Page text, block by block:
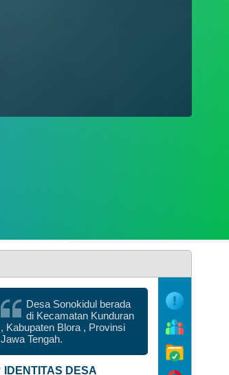
Desa Sonokidul berada
di Kecamatan Kunduran
, Kabupaten Blora , Provinsi
Jawa Tengah.
IDENTITAS DESA